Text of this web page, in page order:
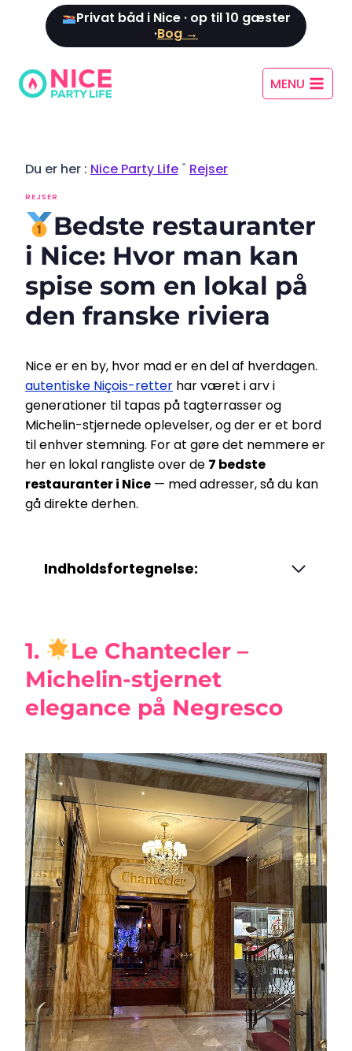
Privat båd i Nice · op til 10 gæster
·Bog →
MENU
Du er her : Nice Party Life " Rejser
REJSER
Bedste restauranter
i Nice: Hvor man kan
spise som en lokal på
den franske riviera
Nice er en by, hvor mad er en del af hverdagen.
autentiske Niçois-retter har været i arv i
generationer til tapas på tagterrasser og
Michelin-stjernede oplevelser, og der er et bord
til enhver stemning. For at gøre det nemmere er
her en lokal rangliste over de 7 bedste
restauranter i Nice — med adresser, så du kan
gå direkte derhen.
Indholdsfortegnelse:
1.
Le Chantecler –
Michelin-stjernet
elegance på Negresco